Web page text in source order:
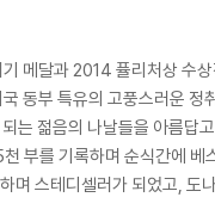
기 메달과 2014 퓰리처상 수
동부 특유의 고풍스러운
는 젊음의 나날들을 아름답
부를 기록하며 순식간에 베
스테디셀러가 되었고, 도나